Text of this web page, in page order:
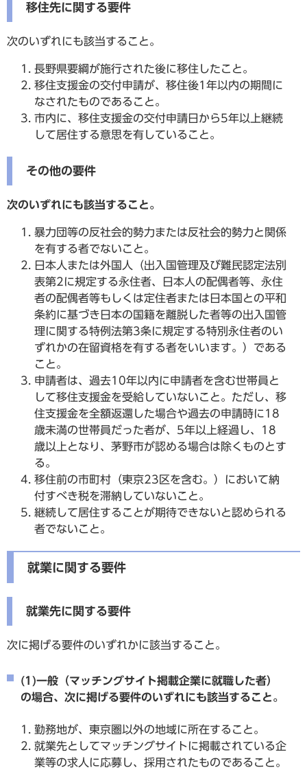
移住先に関する要件
次のいずれにも該当すること。
長野県要綱が施行された後に移住したこと。
移住支援金の交付申請が、移住後1年以内の期間に
なされたものであること。
市内に、移住支援金の交付申請日から5年以上継続
して居住する意思を有していること。
その他の要件
次のいずれにも該当すること。
暴力団等の反社会的勢力または反社会的勢力と関係
を有する者でないこと。
日本人または外国人（出入国管理及び難民認定法別
表第2に規定する永住者、日本人の配偶者等、永住
者の配偶者等もしくは定住者または日本国との平和
条約に基づき日本の国籍を離脱した者等の出入国管
理に関する特例法第3条に規定する特別永住者のい
ずれかの在留資格を有する者をいいます。）である
こと。
申請者は、過去10年以内に申請者を含む世帯員と
して移住支援金を受給していないこと。ただし、移
住支援金を全額返還した場合や過去の申請時に18
歳未満の世帯員だった者が、5年以上経過し、18
歳以上となり、茅野市が認める場合は除くものとす
る。
移住前の市町村（東京23区を含む。）において納
付すべき税を滞納していないこと。
継続して居住することが期待できないと認められる
者でないこと。
就業に関する要件
就業先に関する要件
次に掲げる要件のいずれかに該当すること。
(1)一般（マッチングサイト掲載企業に就職した者）
の場合、次に掲げる要件のいずれにも該当すること。
勤務地が、東京圏以外の地域に所在すること。
就業先としてマッチングサイトに掲載されている企
業等の求人に応募し、採用されたものであること。